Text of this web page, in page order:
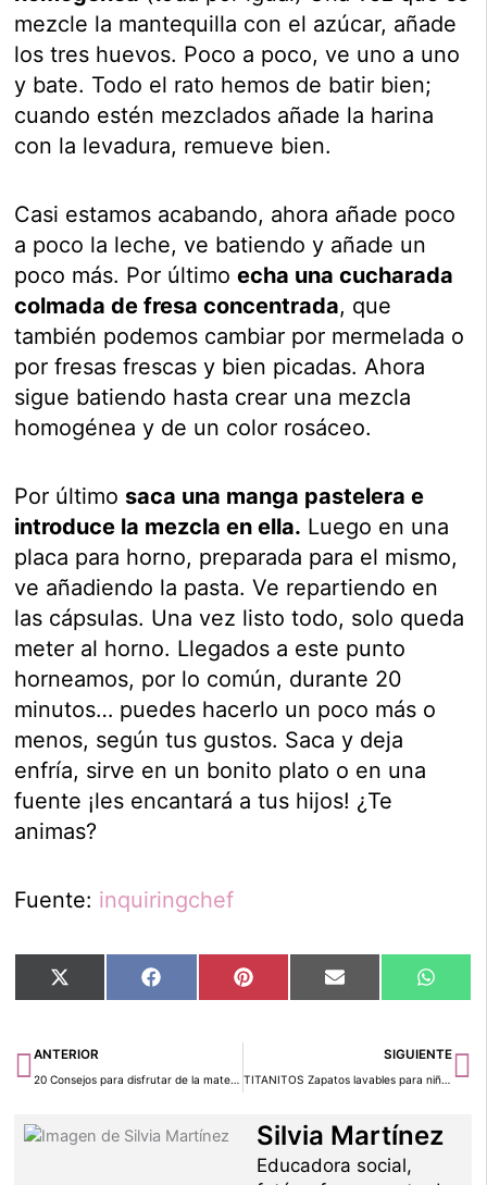
mezcle la mantequilla con el azúcar, añade
los tres huevos. Poco a poco, ve uno a uno
y bate. Todo el rato hemos de batir bien;
cuando estén mezclados añade la harina
con la levadura, remueve bien.
Casi estamos acabando, ahora añade poco
a poco la leche, ve batiendo y añade un
poco más. Por últimoecha una cucharada
colmada de fresa concentrada, que
también podemos cambiar por mermelada o
por fresas frescas y bien picadas. Ahora
sigue batiendo hasta crear una mezcla
homogénea y de un color rosáceo.
Por último saca una manga pastelera e
introduce la mezcla en ella. Luego en una
placa para horno, preparada para el mismo,
ve añadiendo la pasta. Ve repartiendo en
las cápsulas. Una vez listo todo, solo queda
meter al horno. Llegados a este punto
horneamos, por lo común, durante 20
minutos… puedes hacerlo un poco más o
menos, según tus gustos. Saca y deja
enfría, sirve en un bonito plato o en una
fuente ¡les encantará a tus hijos! ¿Te
animas?
Fuente: inquiringchef
Compartir
en
X
(Twitter)
Compartir
en
Facebook Compartir
en
Pinterest Compartir
en
Email
en
Ant
ANTERIOR
20 Consejos para disfrutar de la maternidad -Parte II-
SIGUIENTE
TITANITOS Zapatos lavables para niños
Silvia Martínez
Educadora social,